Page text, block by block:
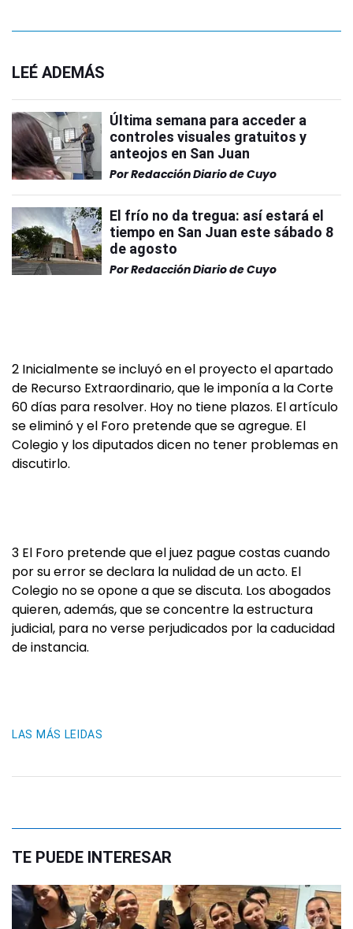
LEÉ ADEMÁS
Última semana para acceder a
controles visuales gratuitos y
anteojos en San Juan
PorRedacción Diario de Cuyo
El frío no da tregua: así estará el
tiempo en San Juan este sábado 8
de agosto
PorRedacción Diario de Cuyo
2 Inicialmente se incluyó en el proyecto el apartado
de Recurso Extraordinario, que le imponía a la Corte
60 días para resolver. Hoy no tiene plazos. El artículo
se eliminó y el Foro pretende que se agregue. El
Colegio y los diputados dicen no tener problemas en
discutirlo.
3 El Foro pretende que el juez pague costas cuando
por su error se declara la nulidad de un acto. El
Colegio no se opone a que se discuta. Los abogados
quieren, además, que se concentre la estructura
judicial, para no verse perjudicados por la caducidad
de instancia.
LAS MÁS LEIDAS
TE PUEDE INTERESAR